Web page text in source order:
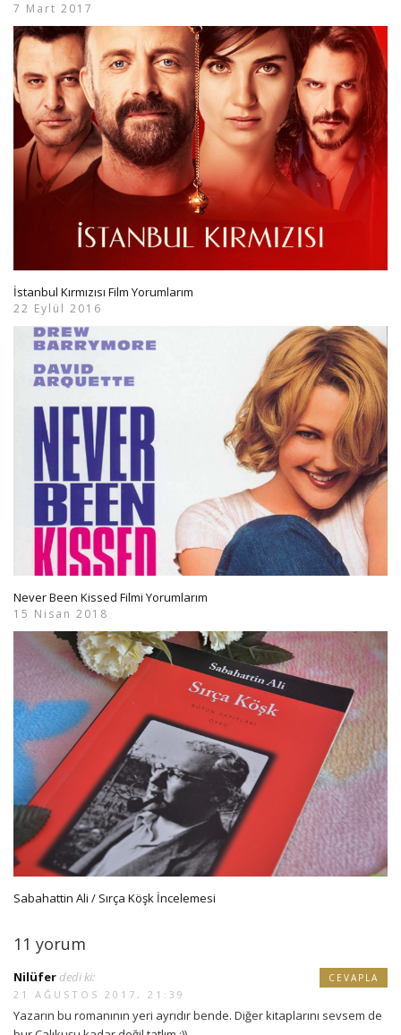
7 Mart 2017
İstanbul Kırmızısı Film Yorumlarım
22 Eylül 2016
Never Been Kissed Filmi Yorumlarım
15 Nisan 2018
Sabahattin Ali / Sırça Köşk İncelemesi
11 yorum
Nilüfer dedi ki:
21 AĞUSTOS 2017, 21:39
Yazarın bu romanının yeri ayrıdır bende. Diğer kitaplarını sevsem de
CEVAPLA